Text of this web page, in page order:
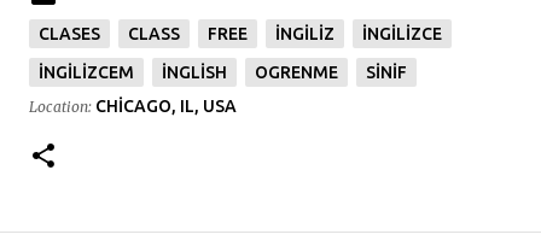
CLASES CLASS FREE INGILIZ
INGILIZCE
INGILIZCEM
INGLISH OGRENME SINIF
Location: CHICAGO, IL, USA